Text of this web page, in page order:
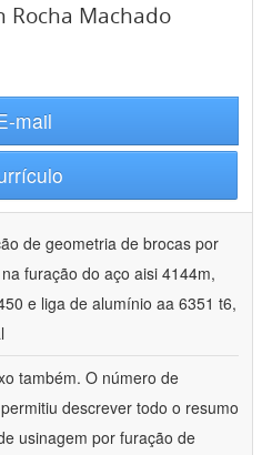
Rocha Machado
mail
de geometria de brocas por
furação do aço aisi 4144m,
e liga de alumínio aa 6351 t6,
também. O número de
descrever todo o resumo
usinagem por furação de